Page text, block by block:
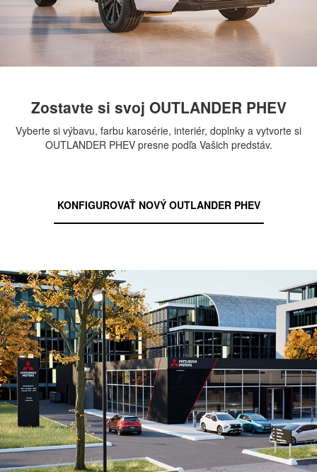
Zostavte si svoj OUTLANDER PHEV
Vyberte si výbavu, farbu karosérie, interiér, doplnky a vytvorte si
OUTLANDER PHEV presne podľa Vašich predstáv.
KONFIGUROVAŤ NOVÝ OUTLANDER PHEV